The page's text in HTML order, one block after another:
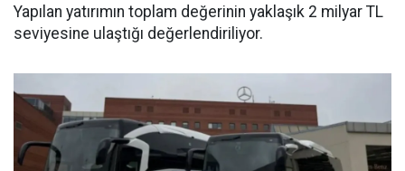
Yapılan yatırımın toplam değerinin yaklaşık 2 milyar TL
seviyesine ulaştığı değerlendiriliyor.